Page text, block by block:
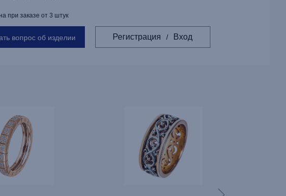
при заказе от 3 штук
вопрос об изделии Регистрация / Вход